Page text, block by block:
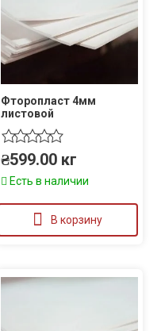
Фторопласт 4мм
листовой
₴599.00 кг
Есть в наличии
В корзину